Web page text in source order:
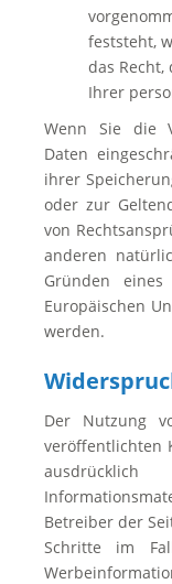
feststeht,
das
Ihrer
Wenn Sie die
Daten
ihrer
oder zur
von
anderen
Gründen
Europäischen
werden.
Der Nutzung
veröffentlichten
Betreiber der
Schritte im